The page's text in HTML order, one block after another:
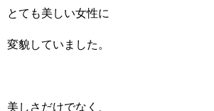
とても美しい女性に
変貌していました。
美しさだけでなく、